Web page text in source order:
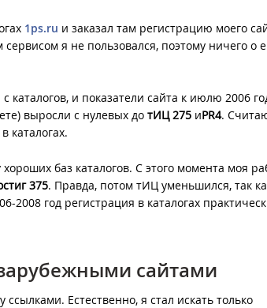
1ps.ru и заказал там регистрацию моего
сервисом я не пользовался, поэтому ничего о
и показатели сайта к июлю 2006
выросли с нулевых до тИЦ 275 иPR4.
каталогах.
баз каталогов. С этого момента моя
375. Правда, потом тИЦ уменьшился, так
2008 год регистрация в каталогах
сайтами
Естественно, я стал искать только